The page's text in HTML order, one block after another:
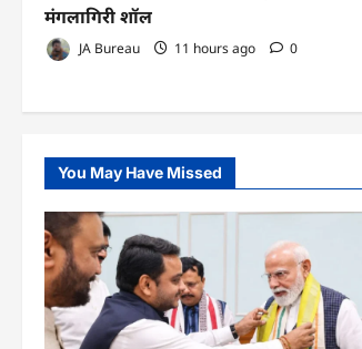
मंगलागिरी शॉल
JA Bureau 11 hours ago 0
You May Have Missed